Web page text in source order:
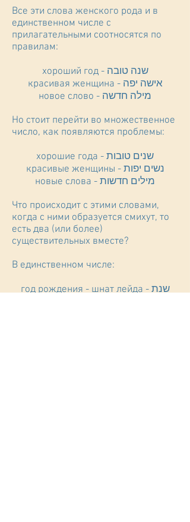
Все эти слова женского рода и в
единственном числе с
прилагательными соотносятся по
правилам:
хороший год - שנה טובה
красивая женщина - אישה יפה
новое слово - מילה חדשה
Но стоит перейти во множественное
число, как появляются проблемы:
хорошие года - שנים טובות
красивые женщины - נשים יפות
новые слова - מילים חדשות
Что происходит с этими словами,
когда с ними образуется смихут, то
есть два (или более)
существительных вместе?
В единственном числе:
год рождения - шнат лейда - שנת